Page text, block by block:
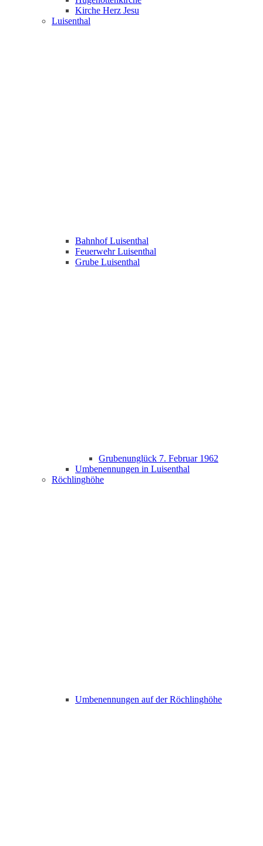
Kirche Herz Jesu
Luisenthal
Bahnhof Luisenthal
Feuerwehr Luisenthal
Grube Luisenthal
Grubenunglück 7. Februar 1962
Umbenennungen in Luisenthal
Röchlinghöhe
Umbenennungen auf der Röchlinghöhe